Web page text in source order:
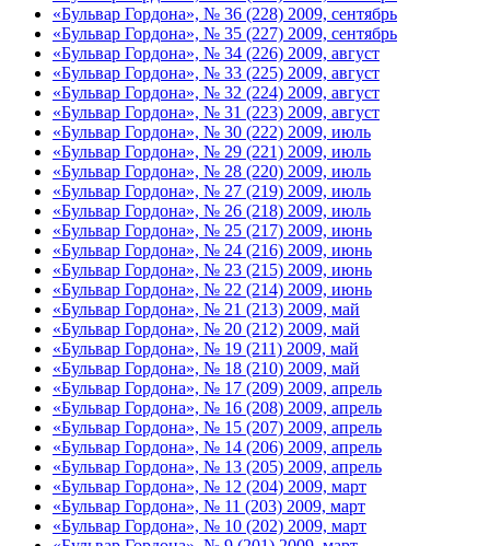
«Бульвар Гордона», № 36 (228) 2009, сентябрь
«Бульвар Гордона», № 35 (227) 2009, сентябрь
«Бульвар Гордона», № 34 (226) 2009, август
«Бульвар Гордона», № 33 (225) 2009, август
«Бульвар Гордона», № 32 (224) 2009, август
«Бульвар Гордона», № 31 (223) 2009, август
«Бульвар Гордона», № 30 (222) 2009, июль
«Бульвар Гордона», № 29 (221) 2009, июль
«Бульвар Гордона», № 28 (220) 2009, июль
«Бульвар Гордона», № 27 (219) 2009, июль
«Бульвар Гордона», № 26 (218) 2009, июль
«Бульвар Гордона», № 25 (217) 2009, июнь
«Бульвар Гордона», № 24 (216) 2009, июнь
«Бульвар Гордона», № 23 (215) 2009, июнь
«Бульвар Гордона», № 22 (214) 2009, июнь
«Бульвар Гордона», № 21 (213) 2009, май
«Бульвар Гордона», № 20 (212) 2009, май
«Бульвар Гордона», № 19 (211) 2009, май
«Бульвар Гордона», № 18 (210) 2009, май
«Бульвар Гордона», № 17 (209) 2009, апрель
«Бульвар Гордона», № 16 (208) 2009, апрель
«Бульвар Гордона», № 15 (207) 2009, апрель
«Бульвар Гордона», № 14 (206) 2009, апрель
«Бульвар Гордона», № 13 (205) 2009, апрель
«Бульвар Гордона», № 12 (204) 2009, март
«Бульвар Гордона», № 11 (203) 2009, март
«Бульвар Гордона», № 10 (202) 2009, март